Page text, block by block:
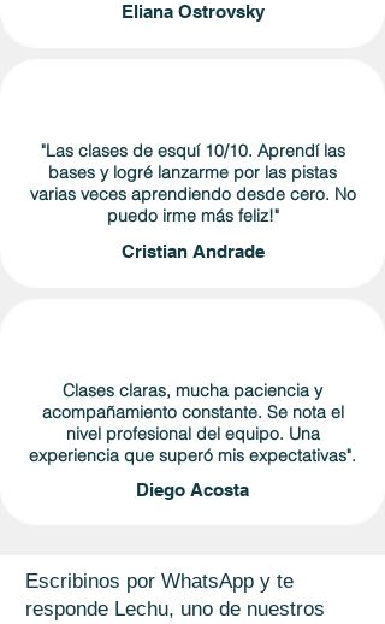
Eliana Ostrovsky
"Las clases de esquí 10/10. Aprendí las
bases y logré lanzarme por las pistas
varias veces aprendiendo desde cero. No
puedo irme más feliz!"
Cristian Andrade
Clases claras, mucha paciencia y
acompañamiento constante. Se nota el
nivel profesional del equipo. Una
experiencia que superó mis expectativas".
Diego Acosta
Escribinos por WhatsApp y te
responde Lechu, uno de nuestros